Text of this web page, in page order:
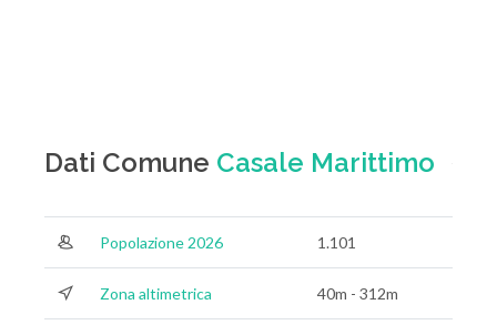
Dati Comune Casale Marittimo
Popolazione 2026 1.101
Zona altimetrica 40m - 312m